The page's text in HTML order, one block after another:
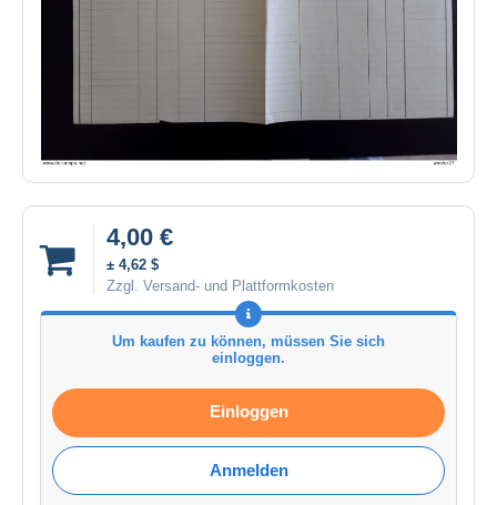
4,00 €
± 4,62 $
Zzgl. Versand- und Plattformkosten
Um kaufen zu können, müssen Sie sich
einloggen.
Einloggen
Anmelden